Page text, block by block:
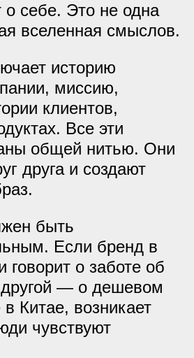
о себе. Это не одна
вселенная смыслов.
историю
миссию,
клиентов,
Все эти
общей нитью. Они
друга и создают
быть
Если бренд в
говорит о заботе об
другой — о дешевом
в Китае, возникает
чувствуют